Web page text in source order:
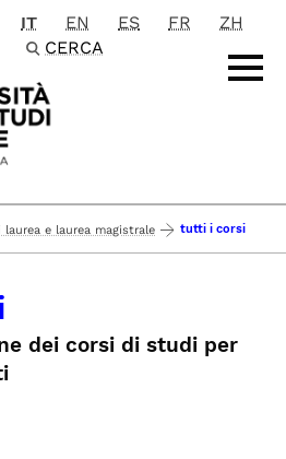
principale
IT EN ES FR
ZH
CERCA
e laurea magistrale tutti i corsi
dei corsi di studi per